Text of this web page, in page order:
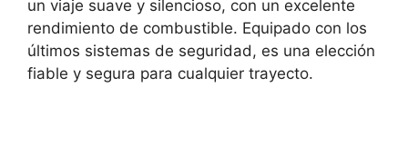
un viaje suave y silencioso, con un excelente
rendimiento de combustible. Equipado con los
últimos sistemas de seguridad, es una elección
fiable y segura para cualquier trayecto.